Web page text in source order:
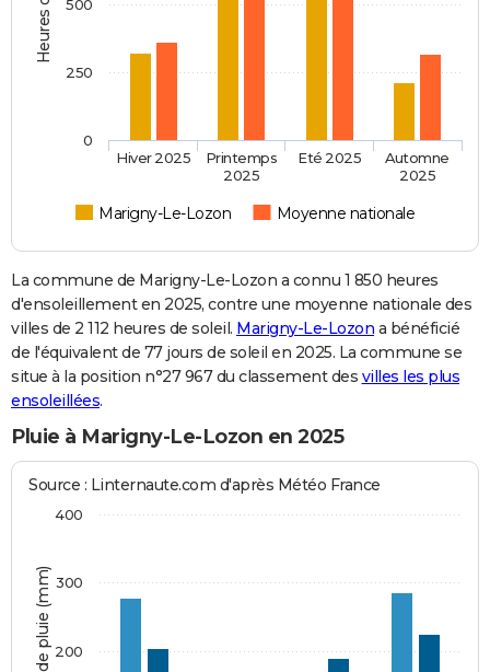
Marigny-Le-Lozon Moyenne nationale
Hiver 2025
Printemps
2025
Eté 2025
Automne
2025
0
250
500
La commune de Marigny-Le-Lozon a connu 1 850 heures
d'ensoleillement en 2025, contre une moyenne nationale des
villes de 2 112 heures de soleil. Marigny-Le-Lozon a bénéficié
de l'équivalent de 77 jours de soleil en 2025. La commune se
situe à la position n°27 967 du classement des villes les plus
ensoleillées.
Pluie à Marigny-Le-Lozon en 2025
Source : Linternaute.com d'après Météo France
200
300
400